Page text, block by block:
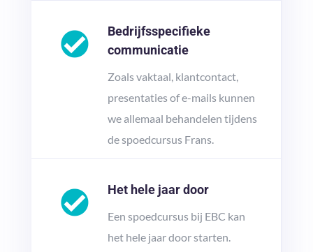
Bedrijfsspecifieke
communicatie
Zoals vaktaal, klantcontact,
presentaties of e-mails kunnen
we allemaal behandelen tijdens
de spoedcursus Frans.
Het hele jaar door
Een spoedcursus bij EBC kan
het hele jaar door starten.